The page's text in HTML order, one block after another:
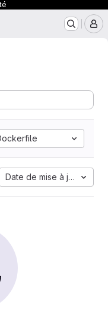
Date de mise à jour